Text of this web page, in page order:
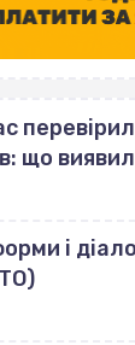
що
і